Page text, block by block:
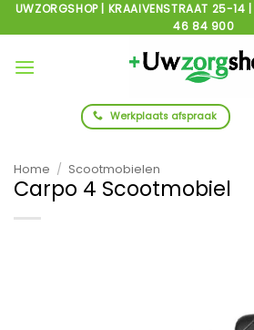
Ga
naar
inhoud
UWZORGSHOP | KRAAIVENSTRAAT 25-
46 84 900
Werkplaats afspraak
Home / Scootmobielen
Carpo 4 Scootmobiel